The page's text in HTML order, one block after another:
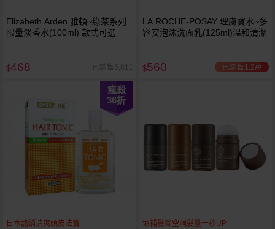
Elizabeth Arden 雅頓~綠茶系列
限量淡香水(100ml) 款式可選
$468 已銷售5,811
LA ROCHE-POSAY 理膚寶水~多
容安泡沫洗面乳(125ml)溫和清潔
$560 已銷售1.2萬
瘋殺
36折
日本熱銷清爽頭皮法寶 填補髮絲空洞髮量一秒UP